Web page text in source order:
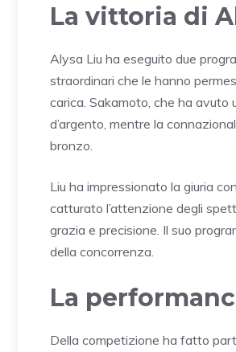
La vittoria di
Alysa Liu ha eseguito due
straordinari che le hanno
carica. Sakamoto, che ha avuto
d’argento, mentre la
bronzo.
Liu ha impressionato la giuria
catturato l’attenzione degli
grazia e precisione. Il suo
della concorrenza.
La
Della competizione ha fatto